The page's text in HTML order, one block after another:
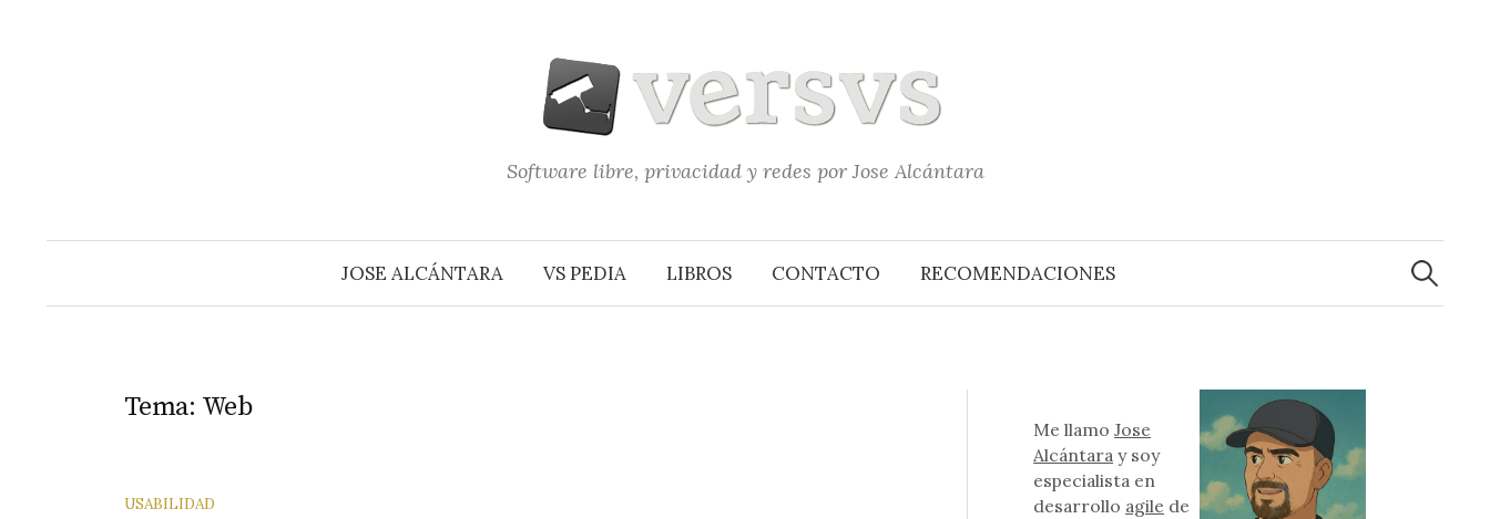
Software libre, privacidad y redes por Jose Alcántara
JOSE ALCÁNTARA VS PEDIA LIBROS CONTACTO RECOMENDACIONES
Buscar:
Tema: Web
USABILIDAD
Me llamoJose
Alcántara y soy
especialista en
desarrollo agile de